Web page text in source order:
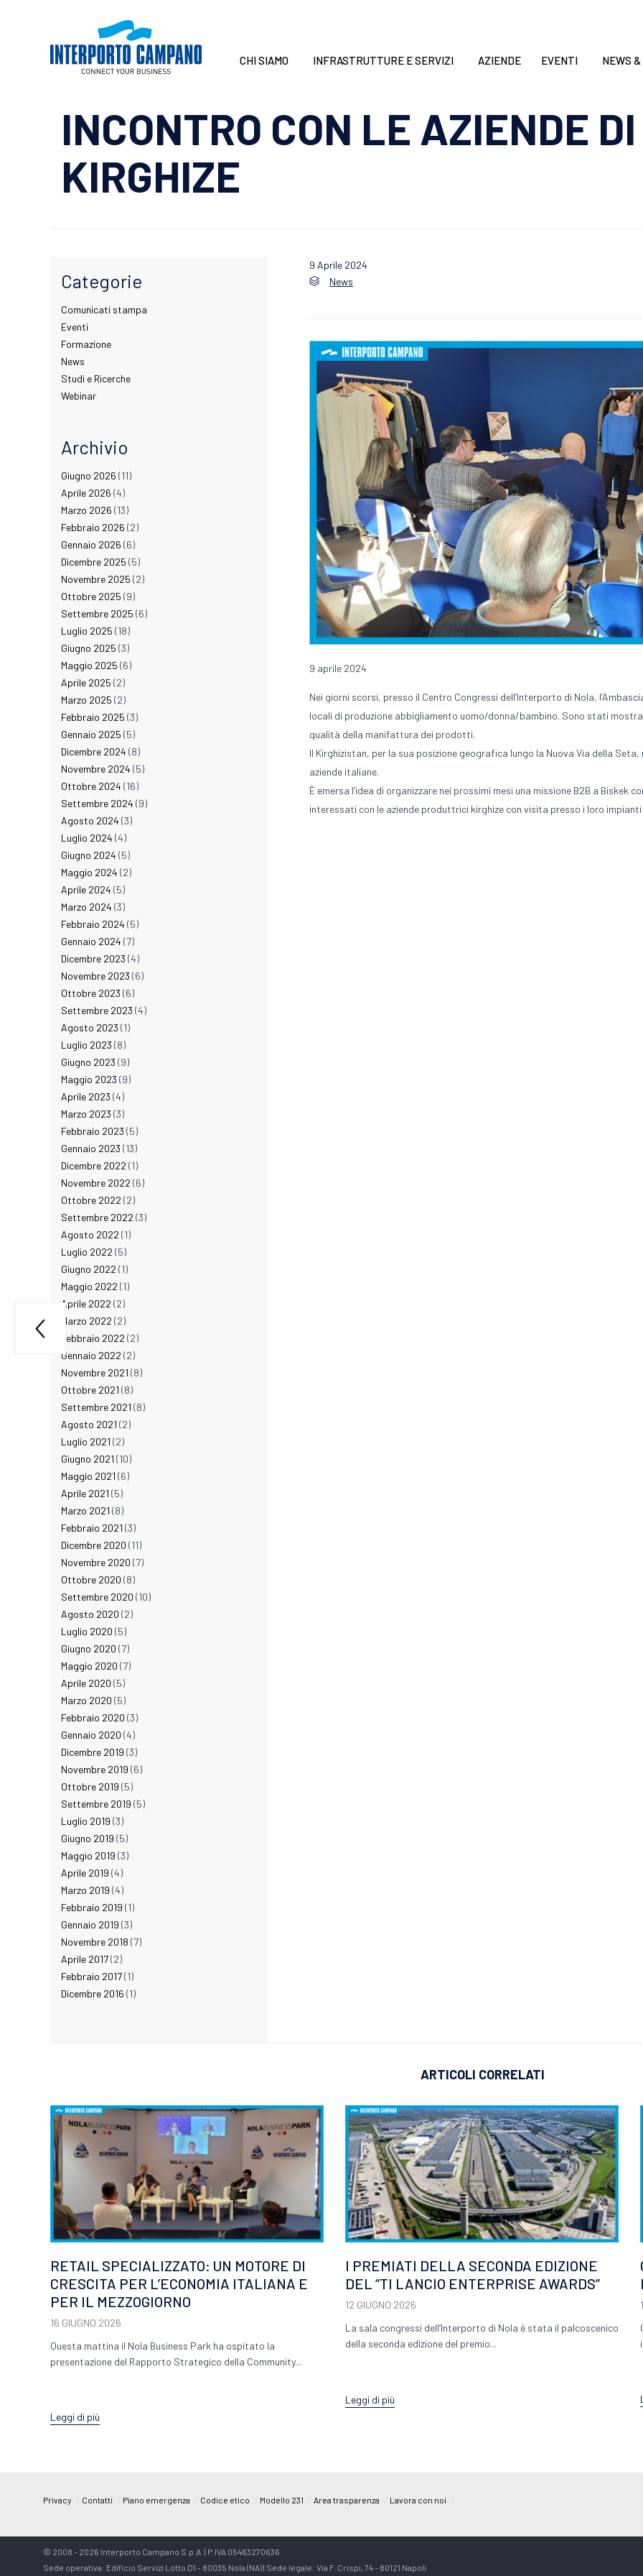
CHI SIAMO INFRASTRUTTURE E SERVIZI AZIENDE EVENTI NEWS
INCONTRO CON LE AZIENDE
KIRGHIZE
9 Aprile 2024
 Category
News
9 aprile 2024
Nei giorni scorsi, presso il Centro Congressi dell’Interporto di Nola,
locali di produzione abbigliamento uomo/donna/bambino. Sono stati
qualità della manifattura dei prodotti.
Il Kirghizistan, per la sua posizione geografica lungo la Nuova Via della
aziende italiane.
È emersa l’idea di organizzare nei prossimi mesi una missione B2B a
interessati con le aziende produttrici kirghize con visita presso i loro
Categorie
Comunicati stampa
Eventi
Formazione
News
Studi e Ricerche
Webinar
Archivio
Giugno 2026 (11)
Aprile 2026 (4)
Marzo 2026 (13)
Febbraio 2026 (2)
Gennaio 2026 (6)
Dicembre 2025 (5)
Novembre 2025 (2)
Ottobre 2025 (9)
Settembre 2025 (6)
Luglio 2025 (18)
Giugno 2025 (3)
Maggio 2025 (6)
Aprile 2025 (2)
Marzo 2025 (2)
Febbraio 2025 (3)
Gennaio 2025 (5)
Dicembre 2024 (8)
Novembre 2024 (5)
Ottobre 2024 (16)
Settembre 2024 (9)
Agosto 2024 (3)
Luglio 2024 (4)
Giugno 2024 (5)
Maggio 2024 (2)
Aprile 2024 (5)
Marzo 2024 (3)
Febbraio 2024 (5)
Gennaio 2024 (7)
Dicembre 2023 (4)
Novembre 2023 (6)
Ottobre 2023 (6)
Settembre 2023 (4)
Agosto 2023 (1)
Luglio 2023 (8)
Giugno 2023 (9)
Maggio 2023 (9)
Aprile 2023 (4)
Marzo 2023 (3)
Febbraio 2023 (5)
Gennaio 2023 (13)
Dicembre 2022 (1)
Novembre 2022 (6)
Ottobre 2022 (2)
Settembre 2022 (3)
Agosto 2022 (1)
Luglio 2022 (5)
Giugno 2022 (1)
Maggio 2022 (1)
Aprile 2022 (2)
Marzo 2022 (2)
Febbraio 2022 (2)
Gennaio 2022 (2)
Novembre 2021 (8)
Ottobre 2021 (8)
Settembre 2021 (8)
Agosto 2021 (2)
Luglio 2021 (2)
Giugno 2021 (10)
Maggio 2021 (6)
Aprile 2021 (5)
Marzo 2021 (8)
Febbraio 2021 (3)
Dicembre 2020 (11)
Novembre 2020 (7)
Ottobre 2020 (8)
Settembre 2020 (10)
Agosto 2020 (2)
Luglio 2020 (5)
Giugno 2020 (7)
Maggio 2020 (7)
Aprile 2020 (5)
Marzo 2020 (5)
Febbraio 2020 (3)
Gennaio 2020 (4)
Dicembre 2019 (3)
Novembre 2019 (6)
Ottobre 2019 (5)
Settembre 2019 (5)
Luglio 2019 (3)
Giugno 2019 (5)
Maggio 2019 (3)
Aprile 2019 (4)
Marzo 2019 (4)
Febbraio 2019 (1)
Gennaio 2019 (3)
Novembre 2018 (7)
Aprile 2017(2)
Febbraio 2017(1)
Dicembre 2016 (1)
ARTICOLI CORRELATI
RETAIL SPECIALIZZATO: UN MOTORE DI
CRESCITA PER L’ECONOMIA ITALIANA E
PER IL MEZZOGIORNO
16 GIUGNO 2026
Questa mattina il Nola Business Park ha ospitato la
presentazione del Rapporto Strategico della Community...
Leggi di più
I PREMIATI DELLA SECONDA EDIZIONE
DEL “TI LANCIO ENTERPRISE AWARDS”
12 GIUGNO 2026
La sala congressi dell’Interporto di Nola è stata il palcoscenico
della seconda edizione del premio...
Leggi di più

Privacy Contatti Piano emergenza Codice etico Modello 231 Area trasparenza Lavora con noi
© 2008 - 2026 Interporto Campano S.p.A. | P.IVA 05463270636
Sede operativa: Edificio Servizi Lotto D1 - 80035 Nola (NA) | Sede legale: Via F. Crispi, 74 - 80121 Napoli